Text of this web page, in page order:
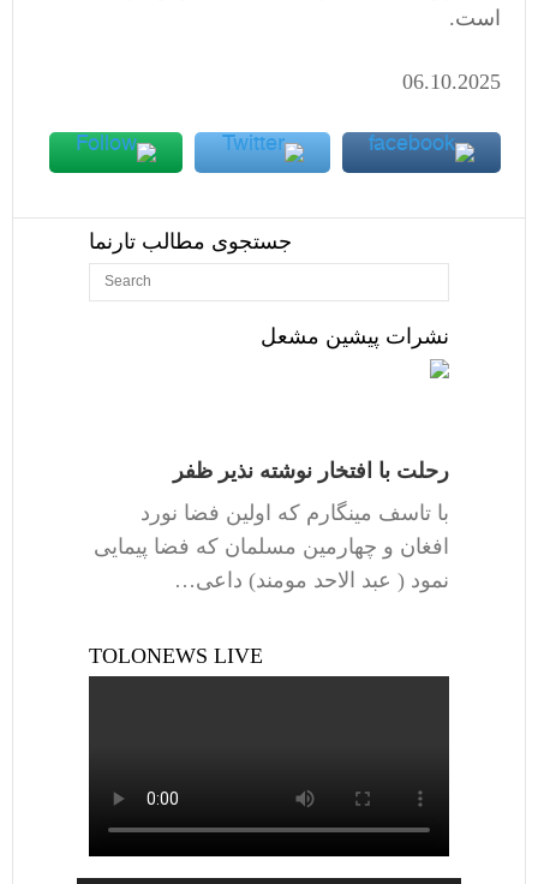
است.
06.10.2025
جستجوی مطالب تارنما
نشرات پیشین مشعل
رحلت با افتخار نوشته نذیر ظفر
با تاسف مینگارم که اولین فضا نورد
افغان و چهارمین مسلمان که فضا پیمایی
نمود ( عبد الاحد مومند) داعی…
TOLONEWS LIVE